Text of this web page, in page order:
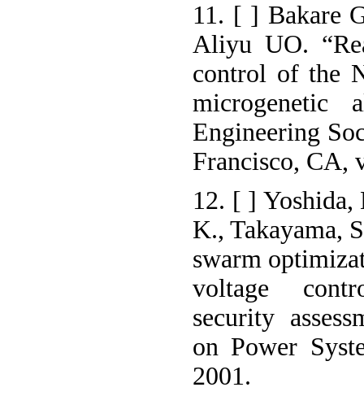
11. [ ] Bakare
Aliyu UO.
control of the
microgenetic
Engineering
Francisco, CA,
12. [ ] Yoshida,
K., Takayama,
swarm
voltage
security
on Power
2001.